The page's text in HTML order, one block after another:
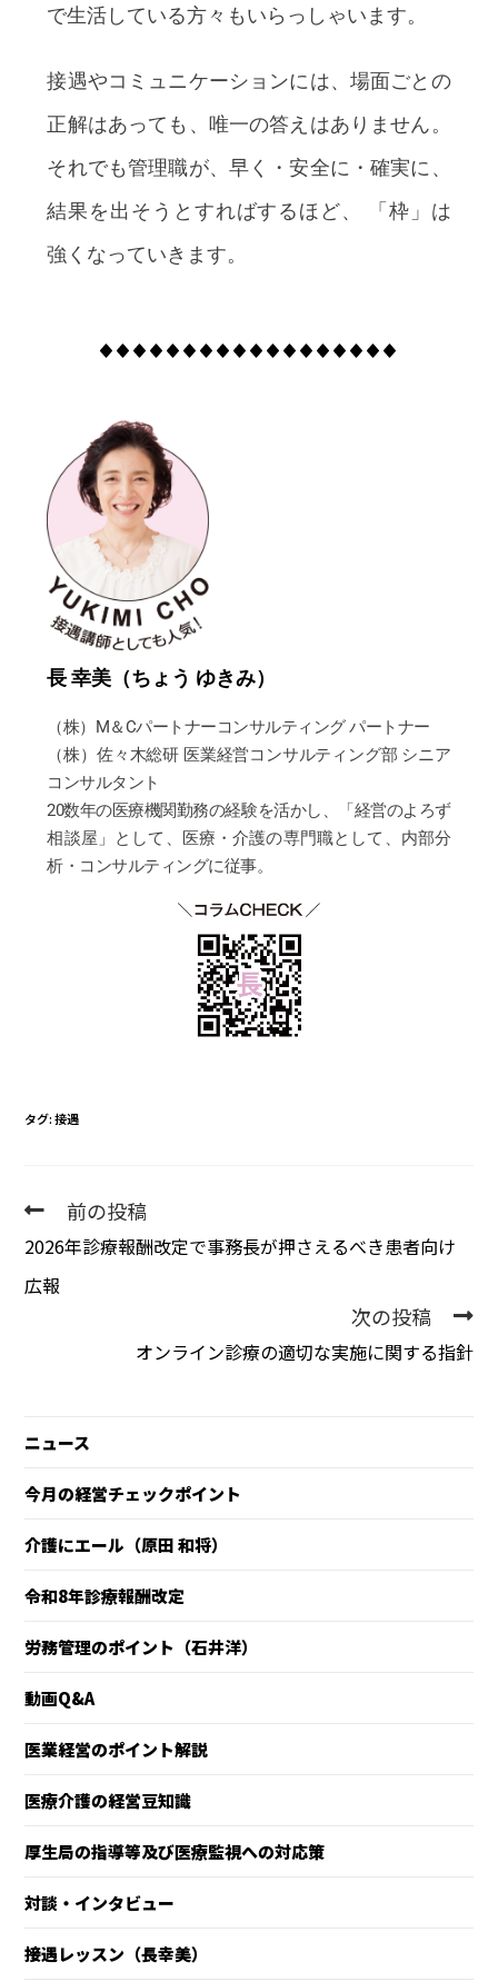
で生活している方々もいらっしゃいます。
接遇やコミュニケーションには、場面ごとの
正解はあっても、唯一の答えはありません。
それでも管理職が、早く・安全に・確実に、
結果を出そうとすればするほど、 「枠」は
強くなっていきます。
長 幸美（ちょう ゆきみ）
（株）M＆Cパートナーコンサルティング パートナー
（株）佐々木総研 医業経営コンサルティング部 シニア
コンサルタント
20数年の医療機関勤務の経験を活かし、「経営のよろず
相談屋」として、医療・介護の専門職として、内部分
析・コンサルティングに従事。
タグ:接遇
前の投稿
2026年診療報酬改定で事務長が押さえるべき患者向け
広報
次の投稿
オンライン診療の適切な実施に関する指針
ニュース
今月の経営チェックポイント
介護にエール（原田 和将）
令和8年診療報酬改定
労務管理のポイント（石井洋）
動画Q&A
医業経営のポイント解説
医療介護の経営豆知識
厚生局の指導等及び医療監視への対応策
対談・インタビュー
接遇レッスン（長幸美）